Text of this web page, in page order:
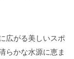
広がる美しいスポ
らかな水源に恵ま